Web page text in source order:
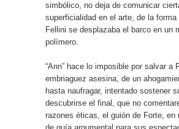
simbólico, no deja de comunicar
superficialidad en el arte, de la forma
Fellini se desplazaba el barco en un
polímero.
“Ann” hace lo imposible por salvar a
embriaguez asesina, de un
hasta naufragar, intentado sostener
descubrirse el final, que no
razones éticas, el guión de Forte, en